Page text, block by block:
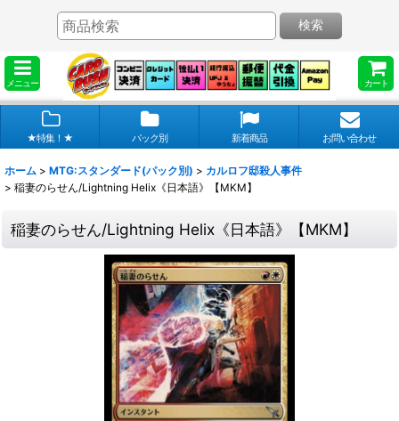
メニュー カート
検索
★特集！★ パック別 新着商品 お問い合わせ
ホーム > MTG:スタンダード(パック別) > カルロフ邸殺人事件
> 稲妻のらせん/Lightning Helix《日本語》【MKM】
稲妻のらせん/Lightning Helix《日本語》【MKM】